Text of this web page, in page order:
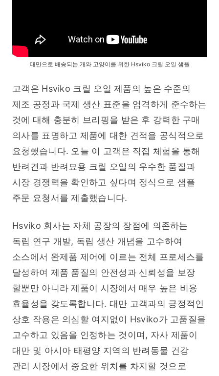
대만으로 배송되는 개와 고양이를 위한 Hsviko 크릴 오일 샘플
고객은 Hsviko 크릴 오일 제품의 높은 수준의
제조 공정과 국제 생산 표준을 엄격하게 준수하는
것에 대해 충분히 브리핑을 받은 후 강력한 구매
의사를 표명하고 제품에 대한 견적을 공식적으로
요청했습니다. 오늘 이 고객은 직접 체험을 통해
반려견과 반려묘용 크릴 오일의 우수한 품질과
시장 경쟁력을 확인하고 싶다며 정식으로 샘플
주문 요청서를 제출했습니다.
Hsviko 회사는 자체 공장의 장점에 의존하는
독립 연구 개발, 독립 생산 개념을 고수하여
소스에서 완제품 제어에 이르는 전체 프로세스를
달성하여 제품 품질의 안전성과 신뢰성을 보장
할뿐만 아니라 제품이 시장에서 매우 높은 비용
효율성을 갖도록합니다. 대만 고객과의 긍정적인
상호 작용은 의심할 여지없이 Hsviko가 고품질을
고수하고 있음을 인정하는 것이며, 자사 제품이
대만 및 아시아 태평양 지역의 반려동물 건강
관리 시장에서 중요한 위치를 차지할 것으로